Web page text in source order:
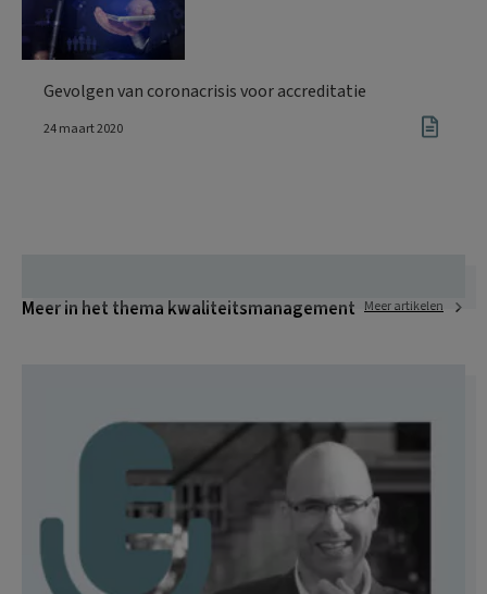
Gevolgen van coronacrisis voor accreditatie
24 maart 2020
Meer in het thema kwaliteitsmanagement Meer artikelen